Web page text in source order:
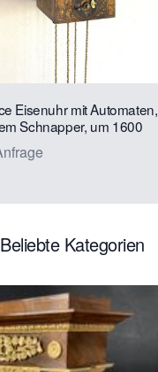
Eisenuhr mit Automaten,
Schnapper, um 1600
Beliebte Kategorien